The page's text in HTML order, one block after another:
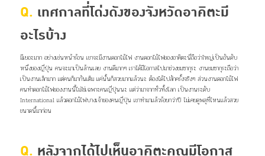
Q. เทศกาลที่โด่งดังของจังหวัดอาคิตะมี
อะไรบ้าง
มีเยอะมาก อย่างเช่นหน้าร้อน เขาจะมีงานดอกไม้ไฟ งานดอกไม้ไฟของอาคิตะนี่ถือว่าใหญ่เป็นอันดับ
หนึ่งของญี่ปุ่น คนจะมาเป็นล้านเลย งานดีมากๆ เราได้มีโอกาสไปมาช่วงชมซากุระ งานชมซากุระถือว่า
เป็นงานเล็กมาก แต่คนก็มากันเต็ม แค่นั้นก็สวยมากแล้วนะ ต้องได้ไปสักครั้งจริงๆ ส่วนงานดอกไม้ไฟ
คนทำดอกไม้ไฟของงานนี้ไม่ใช่เฉพาะคนญี่ปุ่นนะ แต่ว่ามาจากทั่วทั้งโลก เป็นงานระดับ
International แล้วดอกไม้ไฟบางเจ้าของคนญี่ปุ่น เขาทำมาแล้วร้อยกว่าปี ไม่เคยดูพลุที่ไหนแล้วสวย
ขนาดนี้มาก่อน
Q. หลังจากได้ไปเห็นอาคิตะคุณมีโอกาส